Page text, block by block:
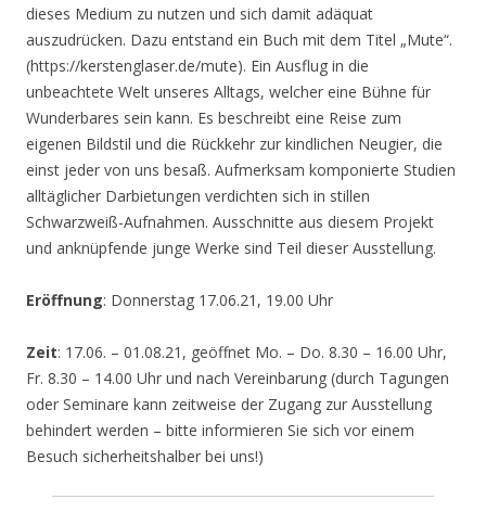
dieses Medium zu nutzen und sich damit adäquat
auszudrücken. Dazu entstand ein Buch mit dem Titel „Mute“.
(https://kerstenglaser.de/mute). Ein Ausflug in die
unbeachtete Welt unseres Alltags, welcher eine Bühne für
Wunderbares sein kann. Es beschreibt eine Reise zum
eigenen Bildstil und die Rückkehr zur kindlichen Neugier, die
einst jeder von uns besaß. Aufmerksam komponierte Studien
alltäglicher Darbietungen verdichten sich in stillen
Schwarzweiß-Aufnahmen. Ausschnitte aus diesem Projekt
und anknüpfende junge Werke sind Teil dieser Ausstellung.
Eröffnung: Donnerstag 17.06.21, 19.00 Uhr
Zeit: 17.06. – 01.08.21, geöffnet Mo. – Do. 8.30 – 16.00 Uhr,
Fr. 8.30 – 14.00 Uhr und nach Vereinbarung (durch Tagungen
oder Seminare kann zeitweise der Zugang zur Ausstellung
behindert werden – bitte informieren Sie sich vor einem
Besuch sicherheitshalber bei uns!)